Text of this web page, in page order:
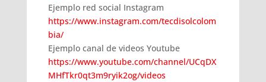
Ejemplo red social Instagram
https://www.instagram.com/tecdisolcolom
bia/
Ejemplo canal de videos Youtube
https://www.youtube.com/channel/UCqDX
MHfTkr0qt3m9ryik2og/videos